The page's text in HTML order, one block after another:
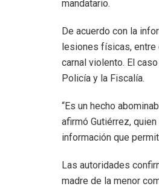
mandatario.
De acuerdo con la
lesiones físicas, entre
carnal violento. El
Policía y la Fiscalía.
“Es un hecho
afirmó Gutiérrez,
información que
Las autoridades
madre de la menor